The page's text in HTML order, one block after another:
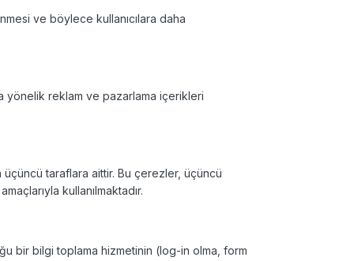
ve böylece kullanıcılara daha
yönelik reklam ve pazarlama içerikleri
üçüncü taraflara aittir. Bu çerezler, üçüncü
amaçlarıyla kullanılmaktadır.
bir bilgi toplama hizmetinin (log-in olma, form